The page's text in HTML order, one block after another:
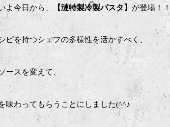
よ今日から、 【漣特製冷製パスタ】 が登場！！
ピを持つシェフの多様性を活かすべく、
ースを変えて、
味わってもらうことにしました(^^♪